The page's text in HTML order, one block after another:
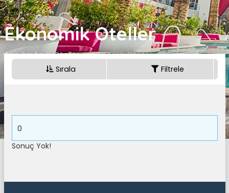
Ekonomik Oteller
Ana Sayfa Oteller Ekonomik Oteller
Sırala Filtrele
0
Sonuç Yok!